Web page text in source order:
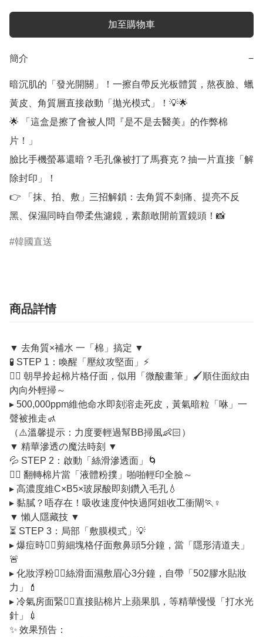
加至購物車
簡介 −
暗沉肌的「發光開關」！一擦自帶反光板體質，熬夜臉、蠟
黃皮、角質層直接啟動「拋光模式」！💡🌟
🌟 「這盒是擦了會被人問『是不是去醫美』的作弊棉
片！」
臉比手機螢幕還暗？毛孔像被打了馬賽克？抽一片直接「解
除封印」！
👉 「抹、拍、敷」三招解鎖：去角質不刺痛、提亮不反
黑、保濕同時自帶柔焦濾鏡，素顏敢開前置鏡頭！📸
韓國直送
商品詳情
▼ 去角質×補水 一「棉」搞定 ▼
🧪 STEP 1：喚醒「壓紋攻堅面」⚡️
👉🏻 朝早拎起棉片格仔面，似用「微酸畫筆」🖌️順住面紋由
內向外輕掃～
▸ 500,000ppm維他命水即刻溶走死皮，黃氣暗粒「咻」一
聲被推走🚮
（⚠️溫馨提示：力度要輕過幫BB掃風👶🏻）
▼ 精華滲透の魔法時刻 ▼
💦 STEP 2：啟動「絲滑滲透面」🌀
👉🏻 翻轉棉片當「液體粉撲」啪啪輕印全臉～
▸ 高濃度維C×B5×玻尿酸即刻鑽入毛孔💧
▸ 黏膩？唔存在！吸收速度仲快過阿姐收工衝閘🏃♀️
▼ 懶人隱藏技 ▼
⏳ STEP 3：局部「敷膜模式」💡
▸ 爆痘時👉🏻剪細塊格仔面敷鼻頭5分鐘，當「隱形清道夫」
🚨
▸ 化妝浮粉👉🏻絲滑面濕敷眉心3分鐘，自帶「502膠水貼妝
力」💄
▸ 冷氣房面緊👉🏻直接貼棉片上蘋果肌，等精華慢慢「打水光
針」💉
✨ 效果預告：